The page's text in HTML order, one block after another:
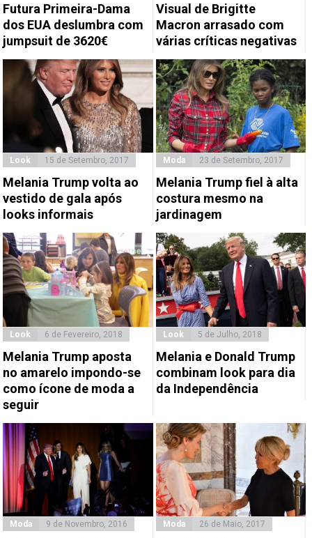
Futura Primeira-Dama
dos EUA deslumbra com
jumpsuit de 3620€
Visual de Brigitte
Macron arrasado com
várias críticas negativas
Look 15 de Setembro, 2017
Melania Trump volta ao
vestido de gala após
looks informais
Moda 23 de Setembro, 2017
Melania Trump fiel à alta
costura mesmo na
jardinagem
Look 6 de Fevereiro, 2018
Melania Trump aposta
no amarelo impondo-se
como ícone de moda a
seguir
Look 5 de Julho, 2018
Melania e Donald Trump
combinam look para dia
da Independência
Moda 9 de Novembro, 2016 Moda 26 de Maio, 2017